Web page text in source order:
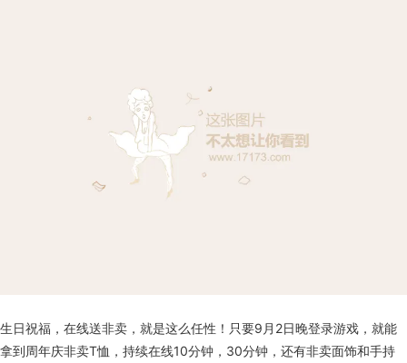
生日祝福，在线送非卖，就是这么任性！只要9月2日晚登录游戏，就能
拿到周年庆非卖T恤，持续在线10分钟，30分钟，还有非卖面饰和手持